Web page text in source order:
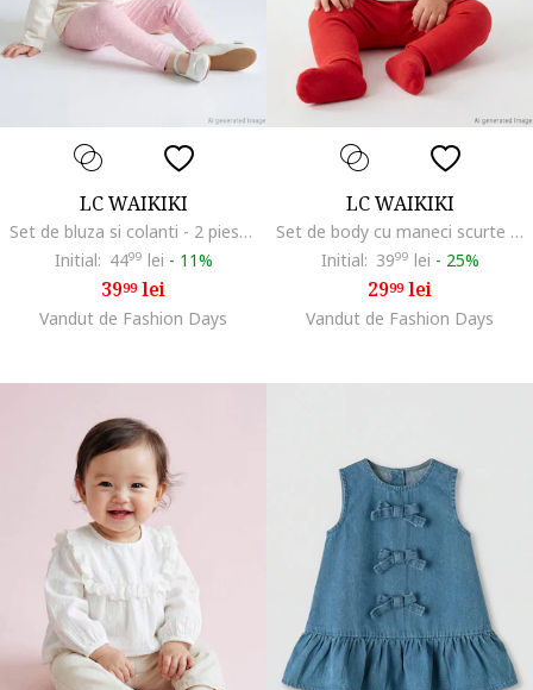
LC WAIKIKI
Set de bluza si colanti - 2 piese, Alb murdar/Roz
Initial: 4499 lei - 11%
3999lei
Vandut de Fashion Days
LC WAIKIKI
Set de body cu maneci scurte si pantaloni cu imprimeu desene animate - 2 piese, Rosu/Alb murdar
Initial: 3999 lei - 25%
2999lei
Vandut de Fashion Days